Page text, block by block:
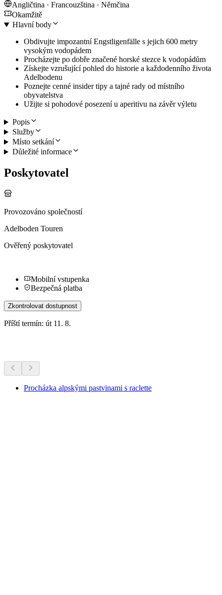
Angličtina · Francouzština · Němčina
Okamžitě
Hlavní body
Obdivujte impozantní Engstligenfälle s jejich 600 metry
vysokým vodopádem
Procházejte po dobře značené horské stezce k vodopádům
Získejte vzrušující pohled do historie a každodenního života
Adelbodenu
Poznejte cenné insider tipy a tajné rady od místního
obyvatelstva
Užijte si pohodové posezení u aperitivu na závěr výletu
Popis
Služby
Místo setkání
Důležité informace
Poskytovatel
Provozováno společností
Adelboden Touren
Ověřený poskytovatel
Mobilní vstupenka
Bezpečná platba
Zkontrolovat dostupnost
Příští termín: út 11. 8.
Procházka alpskými pastvinami s raclette